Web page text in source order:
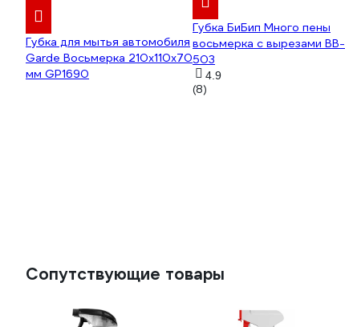
Губка для мытья автомобиля
Garde Восьмерка 210х110х70
мм GP1690
Губка БиБип Много пены
восьмерка с вырезами BB-
503
4.9
(8)
Сопутствующие товары